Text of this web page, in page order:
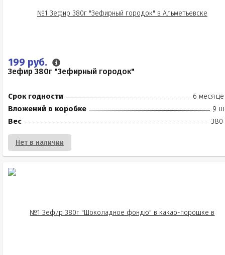
199 руб.
Зефир 380г "Зефирный городок"
Срок годности
6
Вложений в коробке
9
Вес
380
Нет в наличии